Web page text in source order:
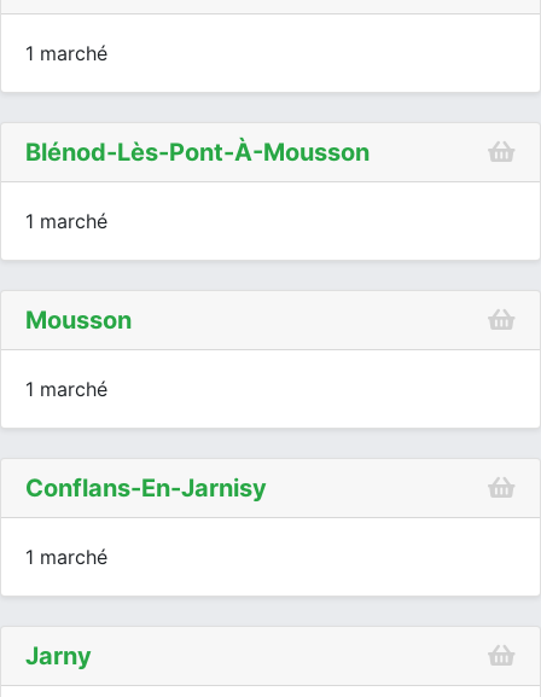
1 marché
Blénod-Lès-Pont-À-Mousson
1 marché
Mousson
1 marché
Conflans-En-Jarnisy
1 marché
Jarny